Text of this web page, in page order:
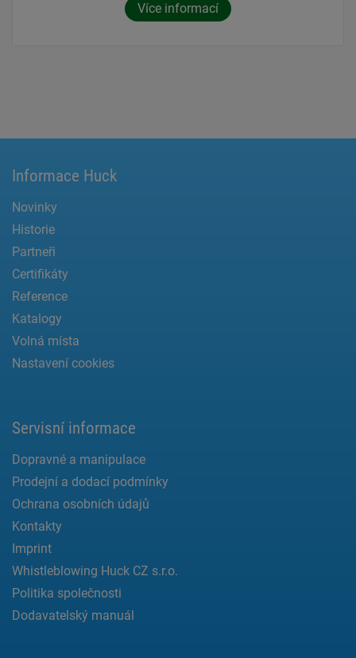
Více informací
Informace Huck
Novinky
Historie
Partneři
Certifikáty
Reference
Katalogy
Volná místa
Nastavení cookies
Servisní informace
Dopravné a manipulace
Prodejní a dodací podmínky
Ochrana osobních údajů
Kontakty
Imprint
Whistleblowing Huck CZ s.r.o.
Politika společnosti
Dodavatelský manuál